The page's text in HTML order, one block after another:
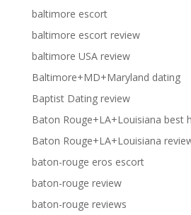
baltimore escort
baltimore escort review
baltimore USA review
Baltimore+MD+Maryland dating
Baptist Dating review
Baton Rouge+LA+Louisiana best
Baton Rouge+LA+Louisiana
baton-rouge eros escort
baton-rouge review
baton-rouge reviews